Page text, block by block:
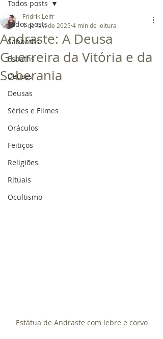
Todos posts
Sabbaths
Esbaths
Deuses
Deusas
Séries e Filmes
Oráculos
Feitiços
Religiões
Rituais
Ocultismo
Todos posts
Andraste: A Deusa
Guerreira da Vitória e da
Soberania
Fridrik Leifr
1 de fev. de 2025 4 min de leitura
Estátua de Andraste com lebre e corvo